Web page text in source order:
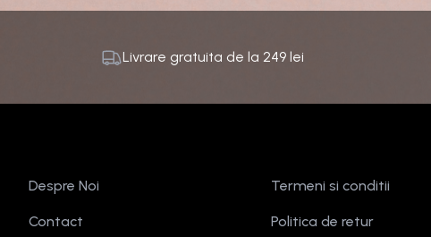
Livrare gratuita de la249 lei
Despre Noi
Contact
Termeni si conditii
Politica de retur